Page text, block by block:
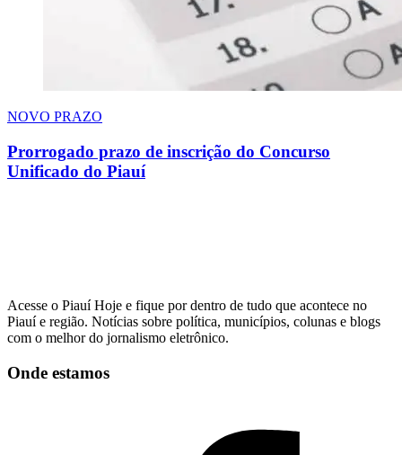
NOVO PRAZO
Prorrogado prazo de inscrição do Concurso
Unificado do Piauí
Acesse o Piauí Hoje e fique por dentro de tudo que acontece no
Piauí e região. Notícias sobre política, municípios, colunas e blogs
com o melhor do jornalismo eletrônico.
Onde estamos